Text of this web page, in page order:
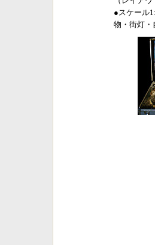
●スケール
物・街灯・